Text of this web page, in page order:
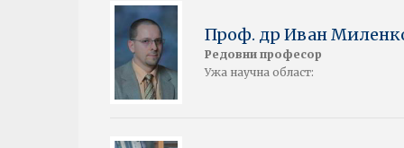
Проф. др Иван
Редовни професор
Ужа научна област: